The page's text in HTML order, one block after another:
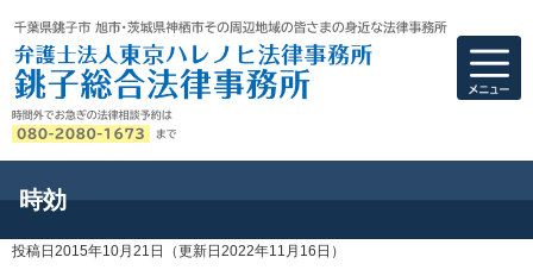
弁護士法人東京
時効
投稿日2015年10月21日 （更新日2022年11月16日）